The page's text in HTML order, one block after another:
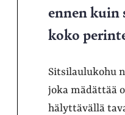
ennen kuin
koko
Sitsilaulukohu
joka mädättää
hälyttävällä